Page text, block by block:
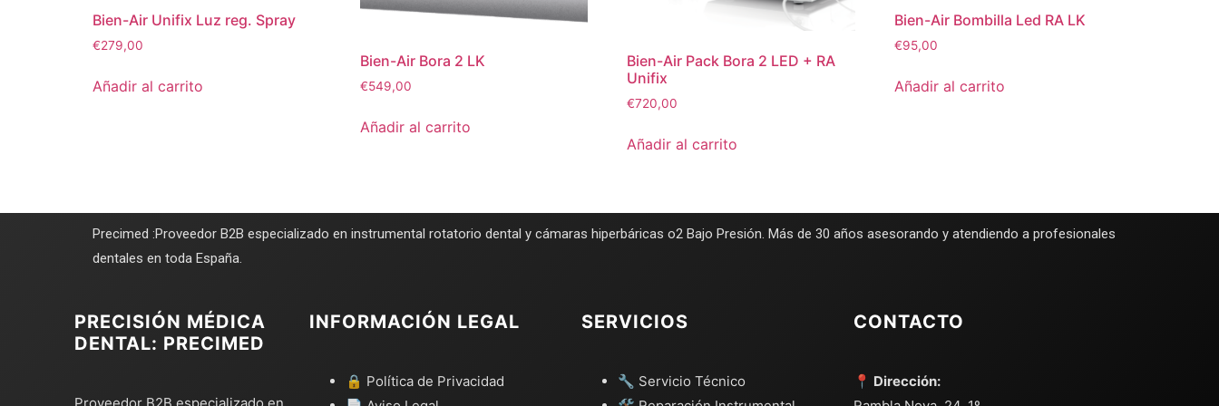
Bien-Air Unifix Luz reg. Spray
€279,00
Añadir al carrito
Bien-Air Bora 2 LK
€549,00
Añadir al carrito
Bien-Air Pack Bora 2 LED + RA
Unifix
€720,00
Añadir al carrito
Bien-Air Bombilla Led RA LK
€95,00
Añadir al carrito
Precimed :Proveedor B2B especializado en instrumental rotatorio dental y cámaras hiperbáricas o2 Bajo Presión. Más de 30 años asesorando y atendiendo a profesionales
dentales en toda España.
PRECISIÓN MÉDICA
DENTAL: PRECIMED
INFORMACIÓN LEGAL
🔒 Política de Privacidad
SERVICIOS
🔧 Servicio Técnico
CONTACTO
📍 Dirección: